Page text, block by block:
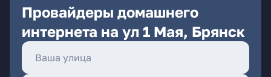
Провайдеры домашнего
интернета на ул 1 Мая, Брянск